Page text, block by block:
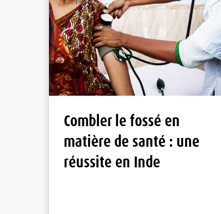
Combler le fossé en
matière de santé : une
réussite en Inde